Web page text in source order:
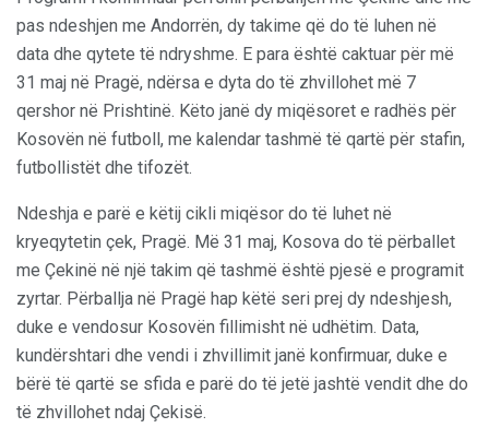
pas ndeshjen me Andorrën, dy takime që do të luhen në
data dhe qytete të ndryshme. E para është caktuar për më
31 maj në Pragë, ndërsa e dyta do të zhvillohet më 7
qershor në Prishtinë. Këto janë dy miqësoret e radhës për
Kosovën në futboll, me kalendar tashmë të qartë për stafin,
futbollistët dhe tifozët.
Ndeshja e parë e këtij cikli miqësor do të luhet në
kryeqytetin çek, Pragë. Më 31 maj, Kosova do të përballet
me Çekinë në një takim që tashmë është pjesë e programit
zyrtar. Përballja në Pragë hap këtë seri prej dy ndeshjesh,
duke e vendosur Kosovën fillimisht në udhëtim. Data,
kundërshtari dhe vendi i zhvillimit janë konfirmuar, duke e
bërë të qartë se sfida e parë do të jetë jashtë vendit dhe do
të zhvillohet ndaj Çekisë.